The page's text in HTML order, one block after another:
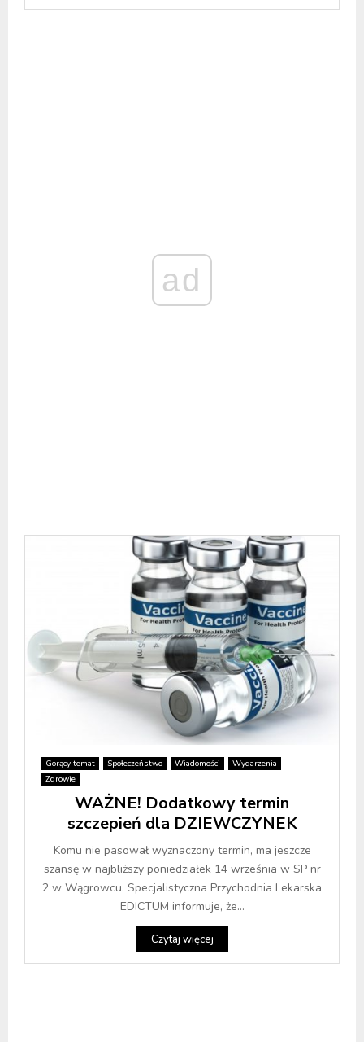
ad
Gorący temat Społeczeństwo Wiadomości
Wydarzenia
Zdrowie
WAŻNE! Dodatkowy termin
szczepień dla DZIEWCZYNEK
Komu nie pasował wyznaczony termin, ma jeszcze
szansę w najbliższy poniedziałek 14 września w SP nr
2 w Wągrowcu. Specjalistyczna Przychodnia Lekarska
EDICTUM informuje, że...
Czytaj więcej